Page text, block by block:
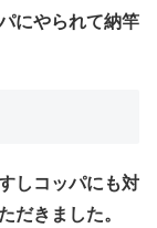
にやられて納竿
しコッパにも対
だきました。